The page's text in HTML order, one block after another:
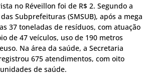
no Réveillon foi de R$ 2. Segundo a
Subprefeituras (SMSUB), após a mega
37 toneladas de resíduos, com atuação
de 47 veículos, uso de 190 metros
Na área da saúde, a Secretaria
675 atendimentos, com oito
de saúde.